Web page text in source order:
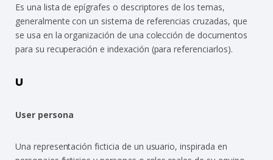
Es una lista de epígrafes o descriptores de los temas,
generalmente con un sistema de referencias cruzadas, que
se usa en la organización de una colección de documentos
para su recuperación e indexación (para referenciarlos).
U
User persona
Una representación ficticia de un usuario, inspirada en